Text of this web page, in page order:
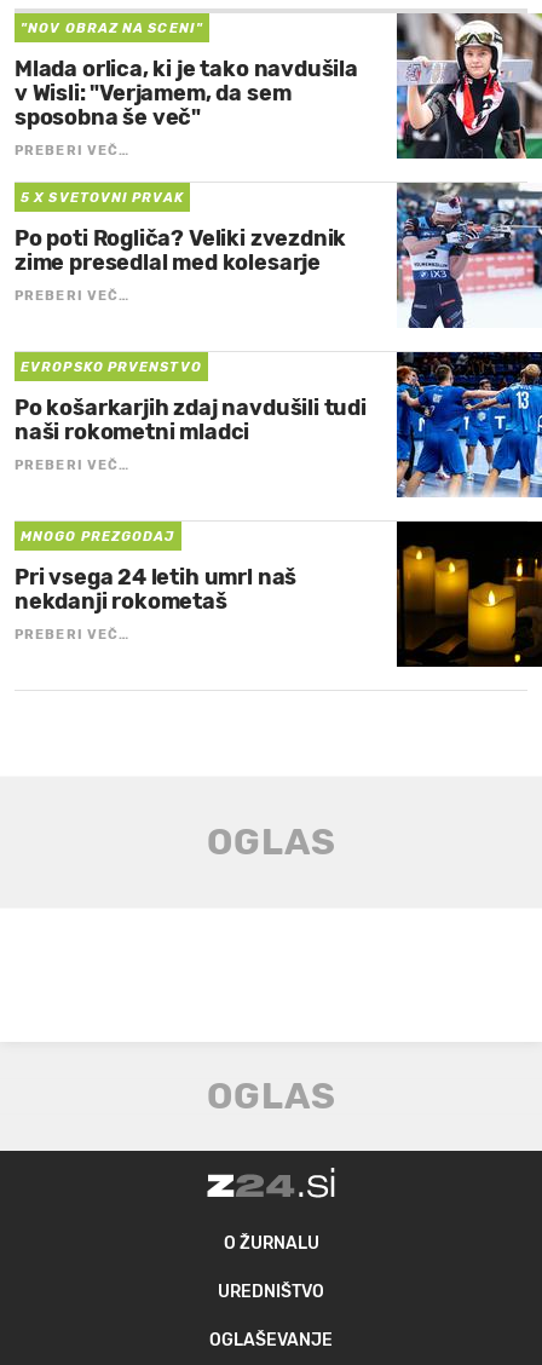
"NOV OBRAZ NA SCENI"
Mlada orlica, ki je tako navdušila
v Wisli: "Verjamem, da sem
sposobna še več"
PREBERI VEČ…
5 X SVETOVNI PRVAK
Po poti Rogliča? Veliki zvezdnik
zime presedlal med kolesarje
PREBERI VEČ…
EVROPSKO PRVENSTVO
Po košarkarjih zdaj navdušili tudi
naši rokometni mladci
PREBERI VEČ…
MNOGO PREZGODAJ
Pri vsega 24 letih umrl naš
nekdanji rokometaš
PREBERI VEČ…
O ŽURNALU
UREDNIŠTVO
OGLAŠEVANJE